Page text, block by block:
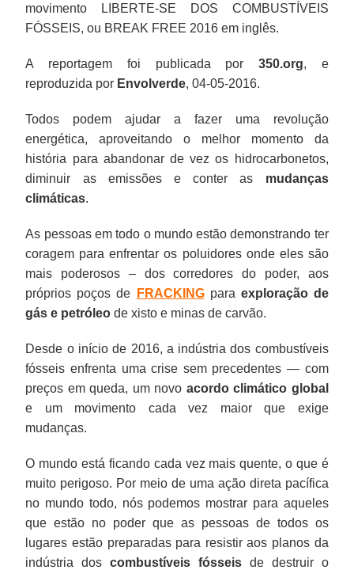
movimento LIBERTE-SE DOS COMBUSTÍVEIS
FÓSSEIS, ou BREAK FREE 2016 em inglês.
A reportagem foi publicada por 350.org, e
reproduzida por Envolverde, 04-05-2016.
Todos podem ajudar a fazer uma revolução
energética, aproveitando o melhor momento da
história para abandonar de vez os hidrocarbonetos,
diminuir as emissões e conter as mudanças
climáticas.
As pessoas em todo o mundo estão demonstrando ter
coragem para enfrentar os poluidores onde eles são
mais poderosos – dos corredores do poder, aos
próprios poços de
FRACKINGpara exploração de
gás e petróleo de xisto e minas de carvão.
Desde o início de 2016, a indústria dos combustíveis
fósseis enfrenta uma crise sem precedentes — com
preços em queda, um novo acordo climático global
e um movimento cada vez maior que exige
mudanças.
O mundo está ficando cada vez mais quente, o que é
muito perigoso. Por meio de uma ação direta pacífica
no mundo todo, nós podemos mostrar para aqueles
que estão no poder que as pessoas de todos os
lugares estão preparadas para resistir aos planos da
indústria doscombustíveis fósseis de destruir o